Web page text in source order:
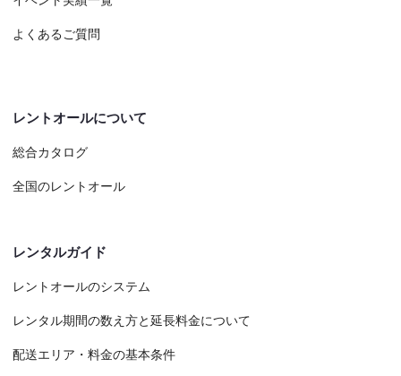
よくあるご質問
レントオールについて
総合カタログ
全国のレントオール
レンタルガイド
レントオールのシステム
レンタル期間の数え方と延長料金について
配送エリア・料金の基本条件